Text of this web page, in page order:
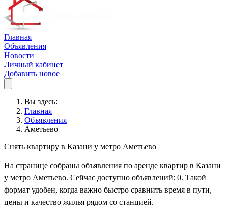
Главная
Объявления
Новости
Личный кабинет
Добавить новое
Вы здесь:
Главная
Объявления
Аметьево
Снять квартиру в Казани у метро Аметьево
На странице собраны объявления по аренде квартир в Казани
у метро Аметьево. Сейчас доступно объявлений: 0. Такой
формат удобен, когда важно быстро сравнить время в пути,
цены и качество жилья рядом со станцией.